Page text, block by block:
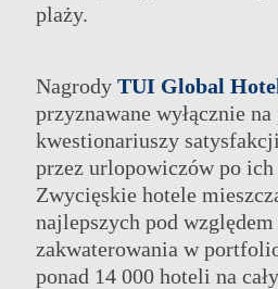
plaży.
Nagrody TUI Global
przyznawane wyłącznie
kwestionariuszy
przez urlopowiczów po ich
Zwycięskie hotele
najlepszych pod
zakwaterowania w
ponad 14 000 hoteli na